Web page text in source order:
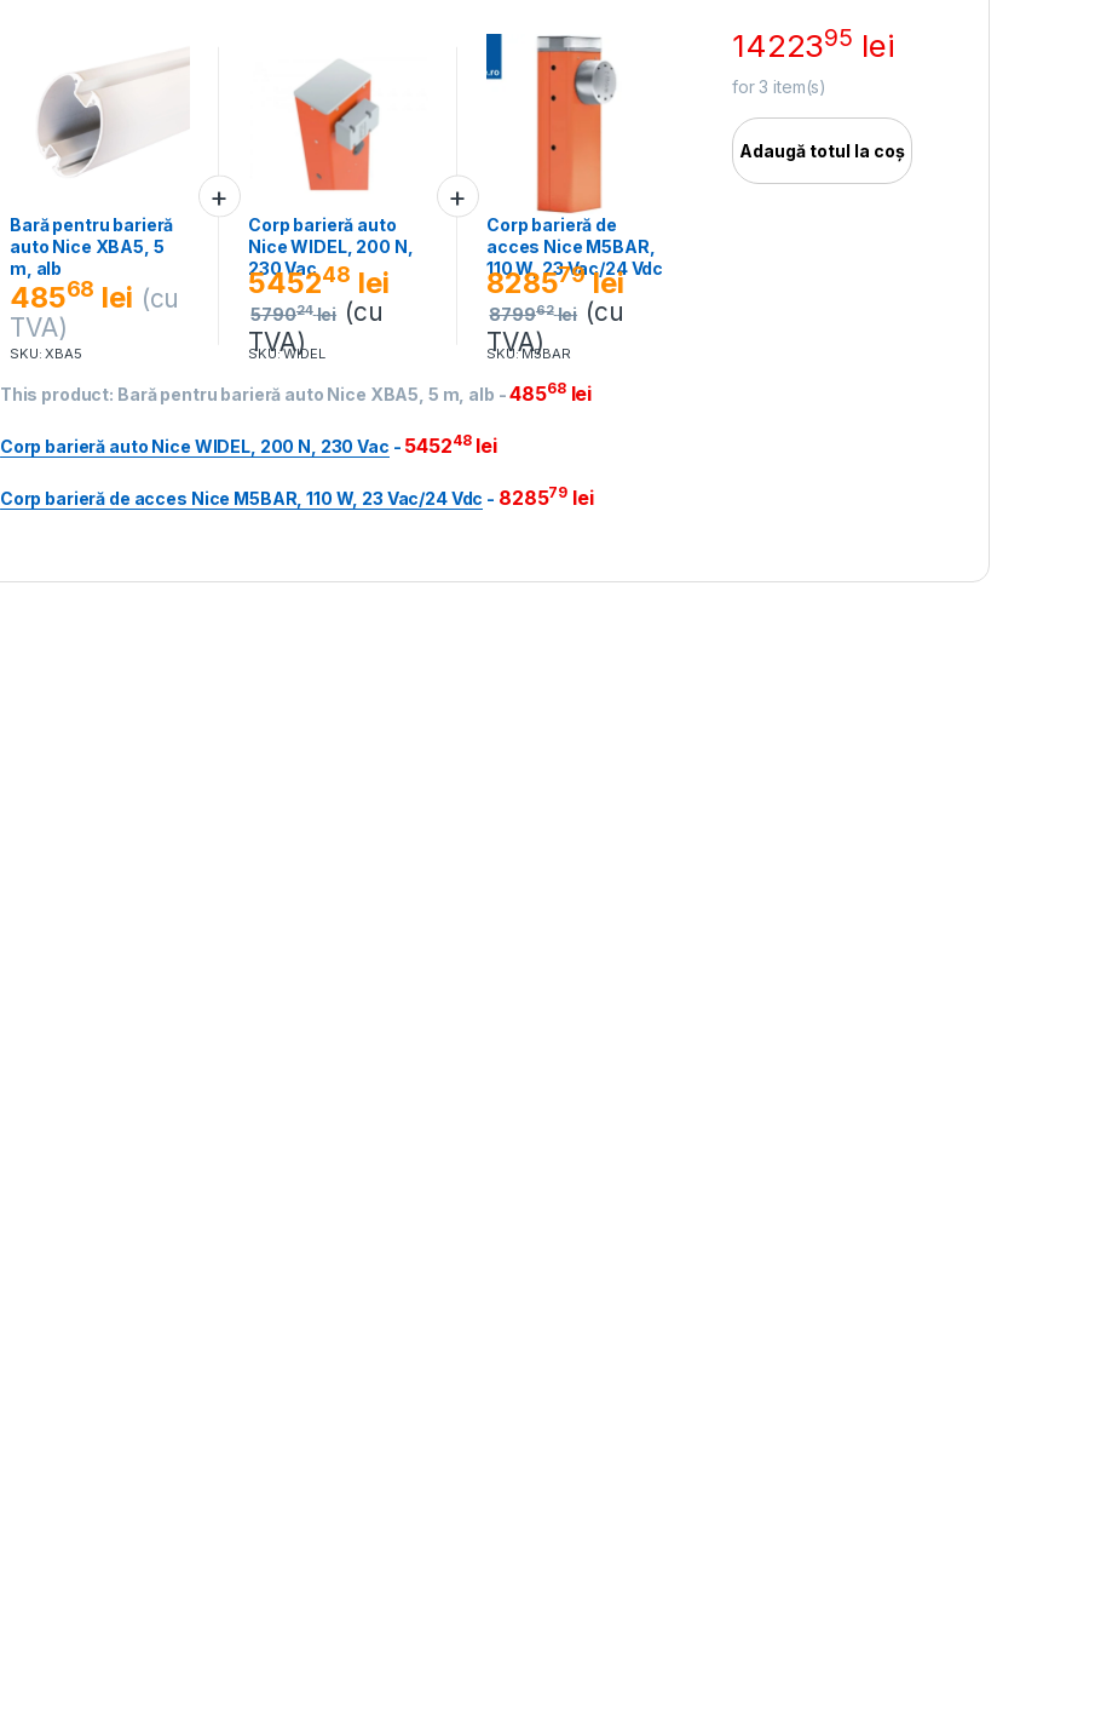
Bară pentru barieră
auto Nice XBA5, 5
m, alb
48568 lei (cu
TVA)
SKU: XBA5
Corp barieră auto
Nice WIDEL, 200 N,
230 Vac
545248 lei
579024 lei (cu
TVA)
SKU: WIDEL
Corp barieră de
acces Nice M5BAR,
110 W, 23 Vac/24 Vdc
828579 lei
879962 lei (cu
TVA)
SKU: M5BAR
This product: Bară pentru barieră auto Nice XBA5, 5 m, alb -48568 lei
Corp barieră auto Nice WIDEL, 200 N, 230 Vac - 545248 lei
Corp barieră de acces Nice M5BAR, 110 W, 23 Vac/24 Vdc - 828579 lei
1422395 lei
for3 item(s)
Adaugă totul la coș